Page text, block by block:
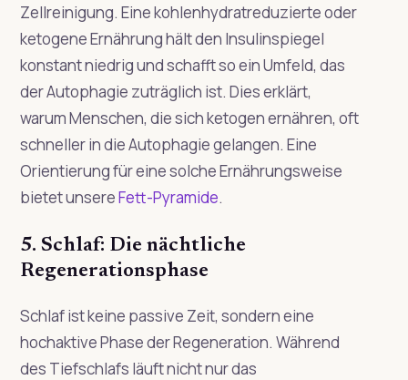
Zellreinigung. Eine kohlenhydratreduzierte oder
ketogene Ernährung hält den Insulinspiegel
konstant niedrig und schafft so ein Umfeld, das
der Autophagie zuträglich ist. Dies erklärt,
warum Menschen, die sich ketogen ernähren, oft
schneller in die Autophagie gelangen. Eine
Orientierung für eine solche Ernährungsweise
bietet unsereFett-Pyramide.
5. Schlaf: Die nächtliche
Regenerationsphase
Schlaf ist keine passive Zeit, sondern eine
hochaktive Phase der Regeneration. Während
des Tiefschlafs läuft nicht nur das